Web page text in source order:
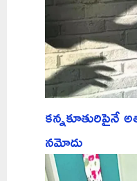
కన్నకూతురిపైనే
నమోదు